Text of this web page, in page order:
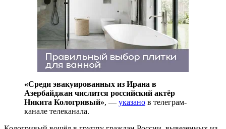
«Среди эвакуированных из Ирана в
Азербайджан числится российский актёр
Никита Кологривый», — указано в телеграм-
канале телеканала.